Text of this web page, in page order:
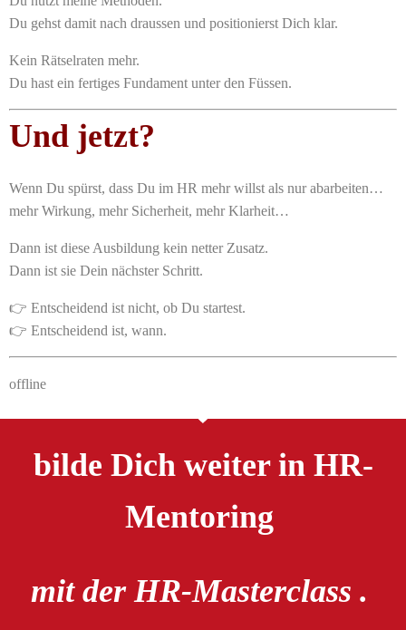
Du gehst damit nach draussen und positionierst Dich klar.
Kein Rätselraten mehr.
Du hast ein fertiges Fundament unter den Füssen.
Und jetzt?
Wenn Du spürst, dass Du im HR mehr willst als nur abarbeiten…
mehr Wirkung, mehr Sicherheit, mehr Klarheit…
Dann ist diese Ausbildung kein netter Zusatz.
Dann ist sie Dein nächster Schritt.
👉 Entscheidend ist nicht, ob Du startest.
👉 Entscheidend ist, wann.
offline
bilde Dich weiter in HR-
Mentoring
mit der HR-Masterclass .